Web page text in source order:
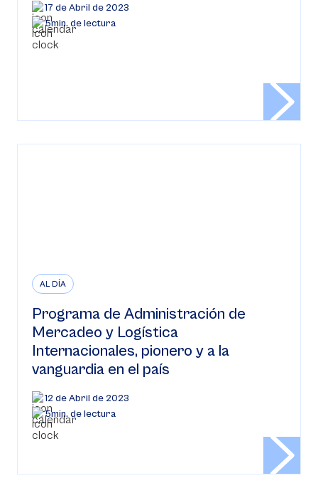
17 de Abril de 2023
5min. de lectura
AL DÍA
Programa de Administración de
Mercadeo y Logística
Internacionales, pionero y a la
vanguardia en el país
12 de Abril de 2023
5min. de lectura